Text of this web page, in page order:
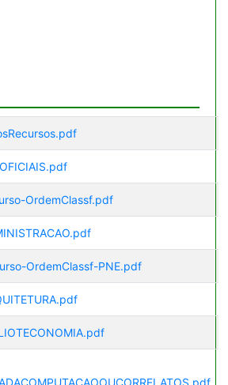
OrdemClassf.pdf
OrdemClassf-PNE.pdf